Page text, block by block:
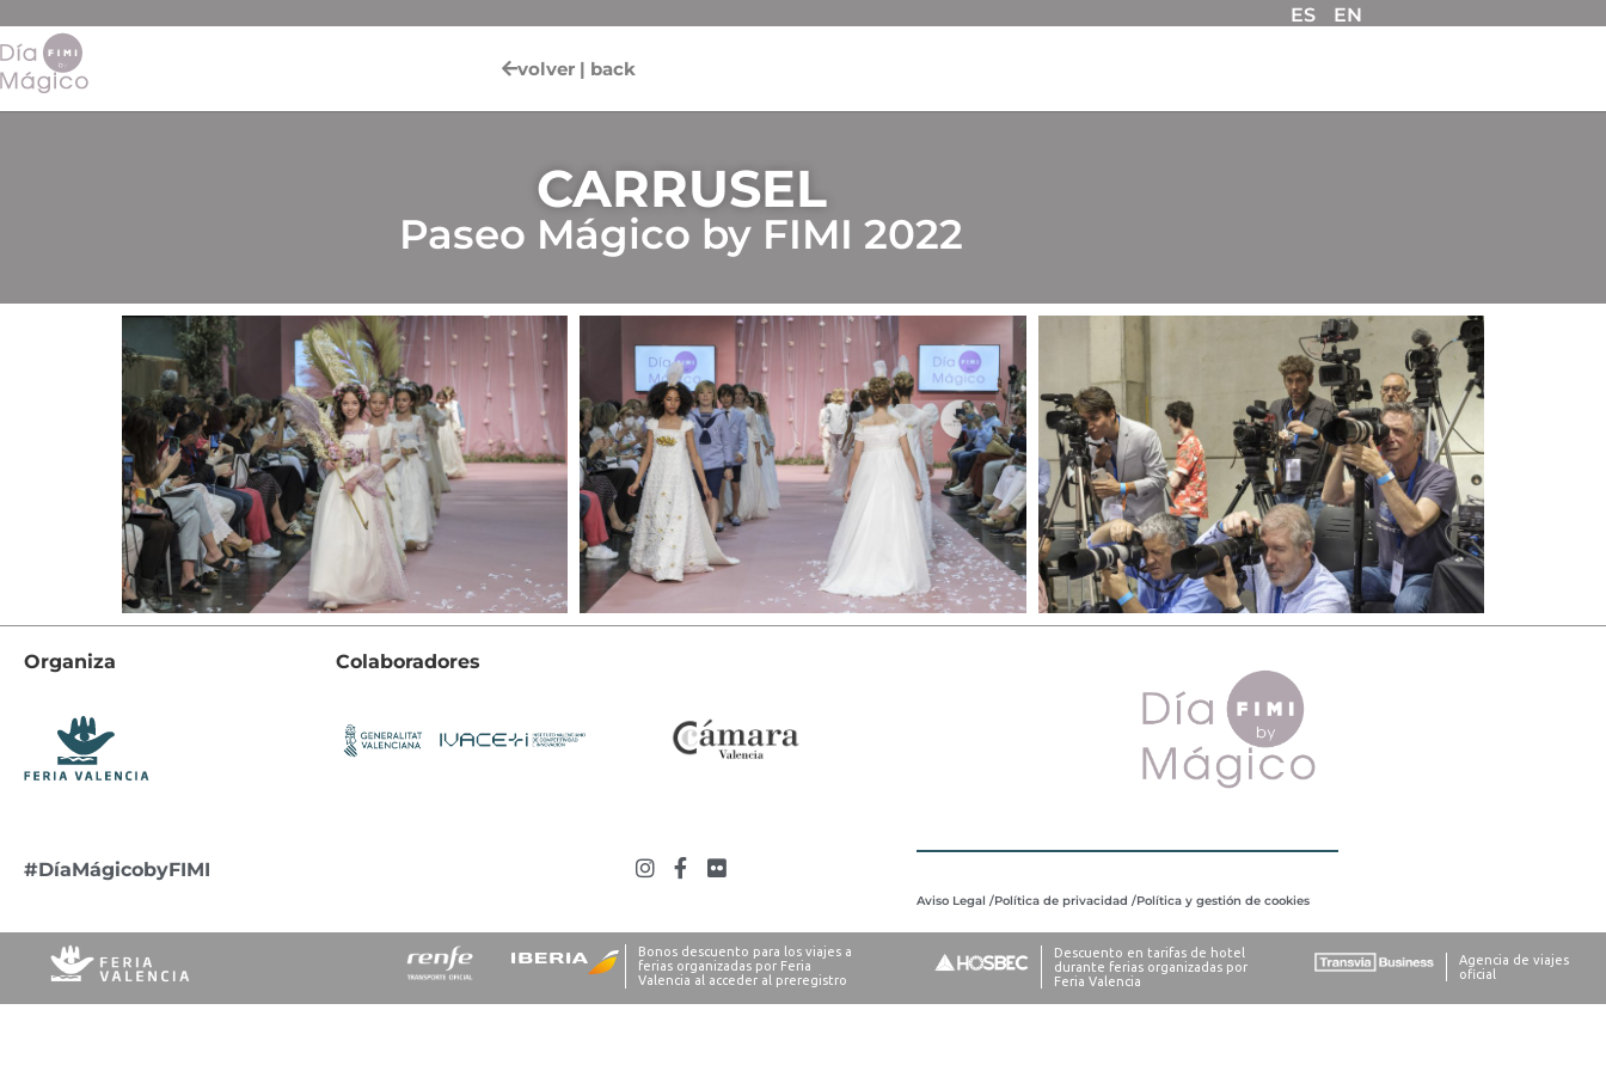
ES EN
volver | back
CARRUSEL
Paseo Mágico by FIMI 2022
Organiza Colaboradores
#DíaMágicobyFIMI
Aviso Legal /Política de privacidad /Política y gestión de cookies